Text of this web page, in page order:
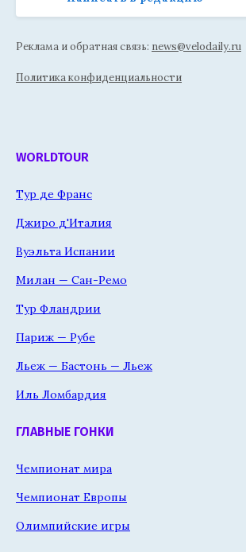
Реклама и обратная связь: news@velodaily.ru
Политика конфиденциальности
WORLDTOUR
Тур де Франс
Джиро д'Италия
Вуэльта Испании
Милан — Сан-Ремо
Тур Фландрии
Париж — Рубе
Льеж — Бастонь — Льеж
Иль Ломбардия
ГЛАВНЫЕ ГОНКИ
Чемпионат мира
Чемпионат Европы
Олимпийские игры